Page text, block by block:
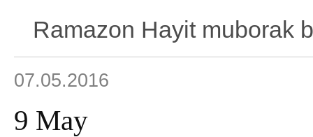
Ramazon Hayit muborak
07.05.2016
9 May